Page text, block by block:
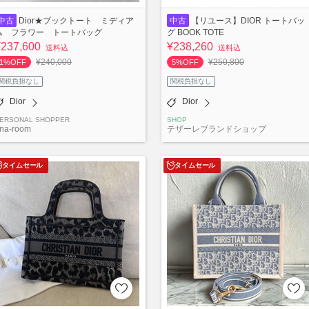
古
Dior★ブックトート ミディア
フラワー トートバッグ
送料込
1%OFF
¥240,000
税負担なし
Dior
SHOPPER
room
中古
【リユース】DIOR トートバッ
グ BOOK TOTE
¥238,260 送料込
5%OFF
¥250,800
関税負担なし
Dior
SHOP
テザーレブランドショップ
タイムセール タイムセール